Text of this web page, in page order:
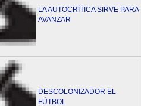
LA AUTOCRÍTICA SIRVE PARA
AVANZAR
DESCOLONIZADOR EL
FÚTBOL